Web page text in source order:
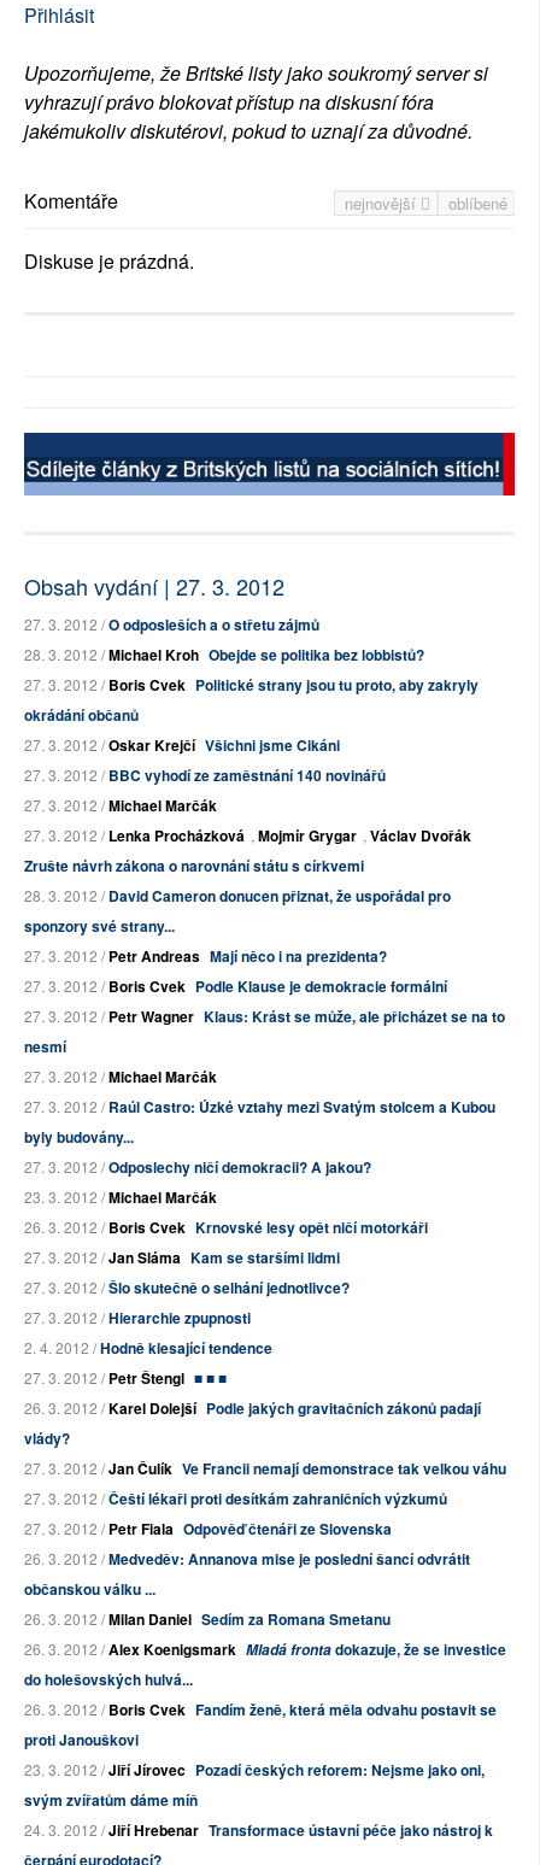
Přihlásit
Upozorňujeme, že Britské listy jako soukromý server si
vyhrazují právo blokovat přístup na diskusní fóra
jakémukoliv diskutérovi, pokud to uznají za důvodné.
nejnovější oblíbené
Komentáře
Diskuse je prázdná.
Obsah vydání | 27. 3. 2012
27. 3. 2012 /O odposleších a o střetu zájmů
28. 3. 2012 /Michael Kroh Obejde se politika bez lobbistů?
27. 3. 2012 /Boris Cvek Politické strany jsou tu proto, aby zakryly
okrádání občanů
27. 3. 2012 /Oskar Krejčí Všichni jsme Cikáni
27. 3. 2012 /BBC vyhodí ze zaměstnání 140 novinářů
27. 3. 2012 /Michael Marčák
27. 3. 2012 /Lenka Procházková , Mojmír Grygar , Václav Dvořák
Zrušte návrh zákona o narovnání státu s církvemi
28. 3. 2012 /David Cameron donucen přiznat, že uspořádal pro
sponzory své strany...
27. 3. 2012 /Petr Andreas Mají něco i na prezidenta?
27. 3. 2012 /Boris Cvek Podle Klause je demokracie formální
27. 3. 2012 /Petr Wagner Klaus: Krást se může, ale přicházet se na to
nesmí
27. 3. 2012 /Michael Marčák
27. 3. 2012 /Raúl Castro: Úzké vztahy mezi Svatým stolcem a Kubou
byly budovány...
27. 3. 2012 /Odposlechy ničí demokracii? A jakou?
23. 3. 2012 /Michael Marčák
26. 3. 2012 /Boris Cvek Krnovské lesy opět ničí motorkáři
27. 3. 2012 /Jan Sláma Kam se staršími lidmi
27. 3. 2012 /Šlo skutečně o selhání jednotlivce?
27. 3. 2012 /Hierarchie zpupnosti
2. 4. 2012 /Hodně klesající tendence
27. 3. 2012 /Petr Štengl ■ ■ ■
26. 3. 2012 /Karel Dolejší Podle jakých gravitačních zákonů padají
vlády?
27. 3. 2012 /Jan Čulík Ve Francii nemají demonstrace tak velkou váhu
27. 3. 2012 /Čeští lékaři proti desítkám zahraničních výzkumů
27. 3. 2012 /Petr Fiala Odpověď čtenáři ze Slovenska
26. 3. 2012 /Medveděv: Annanova mise je poslední šancí odvrátit
občanskou válku ...
26. 3. 2012 /Milan Daniel Sedím za Romana Smetanu
26. 3. 2012 /Alex Koenigsmark Mladá frontadokazuje, že se investice
do holešovských hulvá...
26. 3. 2012 /Boris Cvek Fandím ženě, která měla odvahu postavit se
proti Janouškovi
23. 3. 2012 /Jiří Jírovec Pozadí českých reforem: Nejsme jako oni,
svým zvířatům dáme míň
24. 3. 2012 /Jiří Hrebenar Transformace ústavní péče jako nástroj k
čerpání eurodotací?